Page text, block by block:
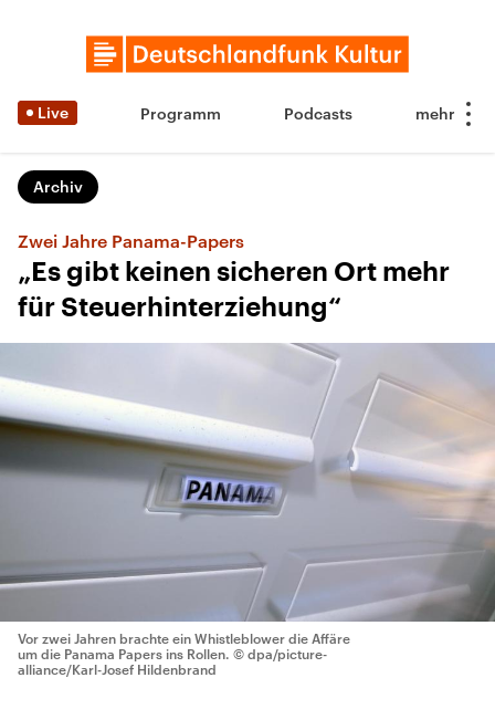
Live Programm Podcasts
Archiv
Zwei Jahre Panama-Papers
„Es gibt keinen sicheren Ort mehr
für Steuerhinterziehung“
Vor zwei Jahren brachte ein Whistleblower die Affäre
um die Panama Papers ins Rollen. © dpa/picture-
alliance/Karl-Josef Hildenbrand